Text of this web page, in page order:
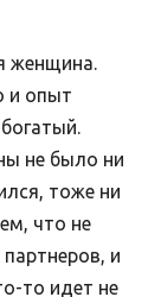
женщина.
и опыт
не было ни
тоже ни
что не
и
то идет не